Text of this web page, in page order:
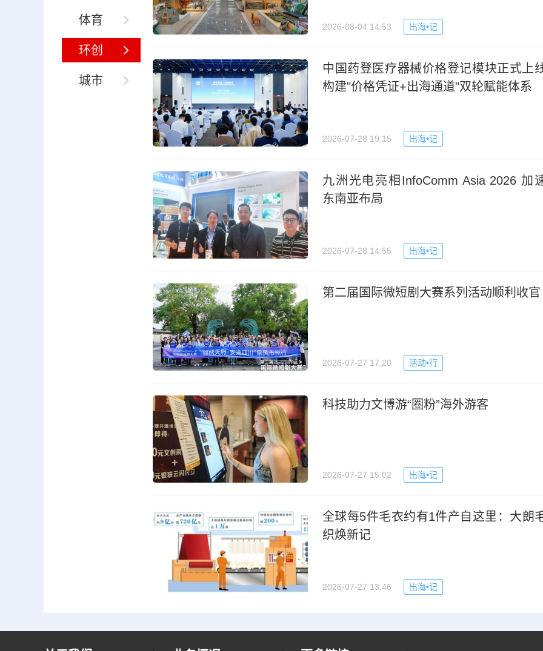
体育
环创
城市
2026-08-04 14:53 出海•记
中国药登医疗器械价格登记模块正式上
构建"价格凭证+出海通道"双轮赋能体系
2026-07-28 19:15 出海•记
九洲光电亮相InfoComm Asia 2026 加
东南亚布局
2026-07-28 14:55 出海•记
第二届国际微短剧大赛系列活动顺利收官
2026-07-27 17:20 活动•行
科技助力文博游“圈粉”海外游客
2026-07-27 15:02 出海•记
全球每5件毛衣约有1件产自这里：大朗
织焕新记
2026-07-27 13:46 出海•记